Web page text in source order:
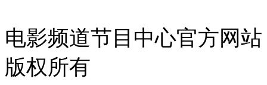
电影频道节目中心官方网站
版权所有